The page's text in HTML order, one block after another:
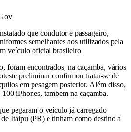
que condutor e passageiro,
semelhantes aos utilizados pela
veículo oficial brasileiro.
foram encontrados, na caçamba, vários
preliminar confirmou tratar-se de
em pesagem posterior. Além disso,
iPhones, tambem na caçamba.
pegaram o veículo já carregado
Itaipu (PR) e tinham como destino a